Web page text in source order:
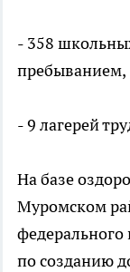
- 358
пребыванием,
- 9 лагерей
На базе
Муромском
федерального
по созданию